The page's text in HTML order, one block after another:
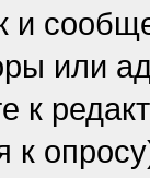
и
или
к
к